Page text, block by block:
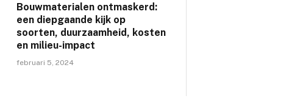
Bouwmaterialen ontmaskerd:
een diepgaande kijk op
soorten, duurzaamheid, kosten
en milieu-impact
februari 5, 2024